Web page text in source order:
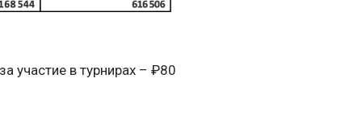
участие в турнирах – ₽80